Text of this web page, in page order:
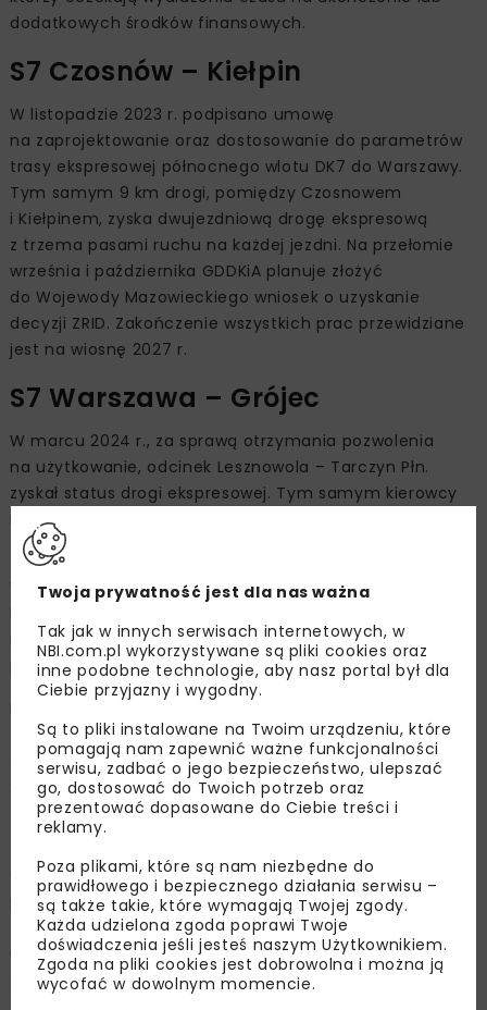
dodatkowych środków finansowych.
S7 Czosnów – Kiełpin
W listopadzie 2023 r. podpisano umowę
na zaprojektowanie oraz dostosowanie do parametrów
trasy ekspresowej północnego wlotu DK7 do Warszawy.
Tym samym 9 km drogi, pomiędzy Czosnowem
i Kiełpinem, zyska dwujezdniową drogę ekspresową
z trzema pasami ruchu na każdej jezdni. Na przełomie
września i października GDDKiA planuje złożyć
do Wojewody Mazowieckiego wniosek o uzyskanie
decyzji ZRID. Zakończenie wszystkich prac przewidziane
jest na wiosnę 2027 r.
S7 Warszawa – Grójec
W marcu 2024 r., za sprawą otrzymania pozwolenia
na użytkowanie, odcinek Lesznowola – Tarczyn Płn.
zyskał status drogi ekspresowej. Tym samym kierowcy
mają do dyspozycji 29 km ekspresowego wylotu trasy S7
ze stolicy w kierunku Krakowa.
W czerwcu rozpocznie się ostatni etap realizacji
DK7 od Sękocina Starego do Rembertowa. Zakończenie
przewidziane jest w IV kwartale 2024 r.
ze środków Funduszu Spójności w ramach Programu
Operacyjnego Infrastruktura i Środowisko na lata 2014-
2020.
DK61 Legionowo – Zegrze
W realizacji jest rozbudowa 4,5 km pomiędzy
Legionowem a Zegrzem. Realizowane są roboty ziemne
takie jak wykopy, nasypy. Przebudowywana jest sieć
wodociągowa. Trwają roboty na obiektach: wiadukcie
drogowym i przejściu dla zwierząt małych.
Twoja prywatność jest dla nas ważna
Tak jak w innych serwisach internetowych, w
NBI.com.pl wykorzystywane są pliki cookies oraz
inne podobne technologie, aby nasz portal był dla
Ciebie przyjazny i wygodny.
Są to pliki instalowane na Twoim urządzeniu, które
pomagają nam zapewnić ważne funkcjonalności
serwisu, zadbać o jego bezpieczeństwo, ulepszać
go, dostosować do Twoich potrzeb oraz
prezentować dopasowane do Ciebie treści i
reklamy.
Poza plikami, które są nam niezbędne do
prawidłowego i bezpiecznego działania serwisu –
są także takie, które wymagają Twojej zgody.
Każda udzielona zgoda poprawi Twoje
doświadczenia jeśli jesteś naszym Użytkownikiem.
Zgoda na pliki cookies jest dobrowolna i można ją
wycofać w dowolnym momencie.